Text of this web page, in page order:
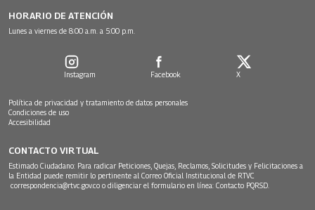
HORARIO DE ATENCIÓN
Lunes a viernes de 8:00 a.m. a 5:00 p.m.
Instagram Facebook X
Política de privacidad y tratamiento de datos personales
Condiciones de uso
Accesibilidad
CONTACTO VIRTUAL
Estimado Ciudadano: Para radicar Peticiones, Quejas, Reclamos, Solicitudes y Felicitaciones a
la Entidad puede remitir lo pertinente al Correo Oficial Institucional de RTVC
correspondencia@rtvc.gov.co o diligenciar el formulario en línea: Contacto PQRSD.